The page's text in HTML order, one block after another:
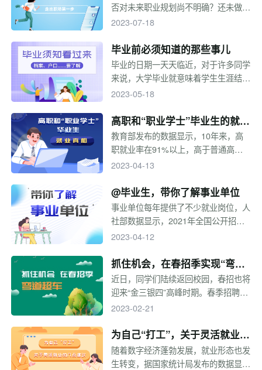
否对未来职业规划尚不明确？还未做好
正式进入职场准备？找工作焦虑、迷
开启一段职场初体验。
2023-07-18
毕业前必须知道的那些事儿
毕业的日期一天天临近，对于许多同学
来说，大学毕业就意味着学生生涯结
束，这是一段青春快乐的时光，也是为
你，是否开始回忆起大学里的点点滴
滴。与此同时，不要忘记离校前必须要
办理的手续，档案、户口、签三方......
2023-05-18
高职和“职业学士”毕业生的就业
真相
教育部发布的数据显示，10年来，高
职就业率在91%以上，高于普通高校
的平均值。2022年职业本科招生7.63
科）招生538.98万人，几年后数量庞
大的高职毕业生将面临就业问题。去年
第一届职业本科生毕业，高职毕业生和
时候有哪些重点考量的因素？求职应该
注意什么？一起来看！
2023-04-13
@毕业生，带你了解事业单位
事业单位每年提供了不少就业岗位，人
社部数据显示，2021年全国公开招聘
事业单位工作人员94.1万人。相信不少
公益事业及公共服务贡献力量。那么，
事业单位考试形式是什么？如何获取事
业单位招考信息？
2023-04-12
抓住机会，在春招季实现“弯道
超车”
近日，同学们陆续返回校园，春招也将
迎来“金三银四”高峰时期。春季招聘相
当于秋招的补录，企业会对去年秋招的
招满或现阶段急需的岗位。春招的周期
相对来说较短，一些企业也会减少招聘
流程，想在春招实现“弯道超车”一定要
2023-02-21
为自己“打工”，关于灵活就业的
几点建议
随着数字经济蓬勃发展，就业形态也发
生转变，据国家统计局发布的数据显